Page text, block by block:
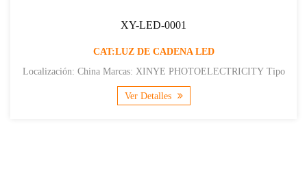
XY-LED-0001
CAT:LUZ DE CADENA LED
Localización: China Marcas: XINYE PHOTOELECTRICITY Tipo
de negocio: Fabricante, Exportador Cert...
Ver Detalles